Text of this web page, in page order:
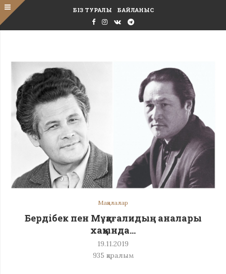
БІЗ ТУРАЛЫ БАЙЛАНЫС
Мақалалар
Бердібек пен Мұқағалидың аналары
хақында…
19.11.2019
935 қаралым